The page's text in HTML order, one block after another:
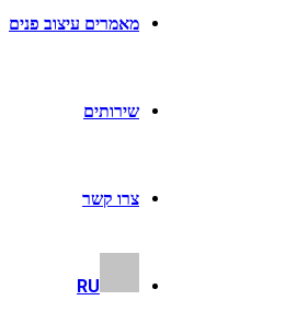
מאמרים עיצוב פנים
שירותים
צרו קשר
RU